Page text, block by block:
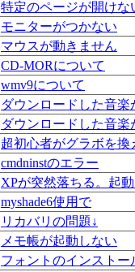
特定のページが開けな
モニターがつかない
マウスが動きません
CD-MORについて
wmv9について
ダウンロードした音
ダウンロードした音
超初心者がグラボを換
cmdninstのエラー
XPが突然落ちる。起動
myshade6使用で
リカバリの問題↓
メモ帳が起動しない
フォントのインストー